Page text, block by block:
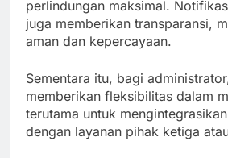
perlindungan maksimal.
juga memberikan transparansi,
aman dan kepercayaan.
Sementara itu, bagi
memberikan fleksibilitas dalam
terutama untuk
dengan layanan pihak ketiga